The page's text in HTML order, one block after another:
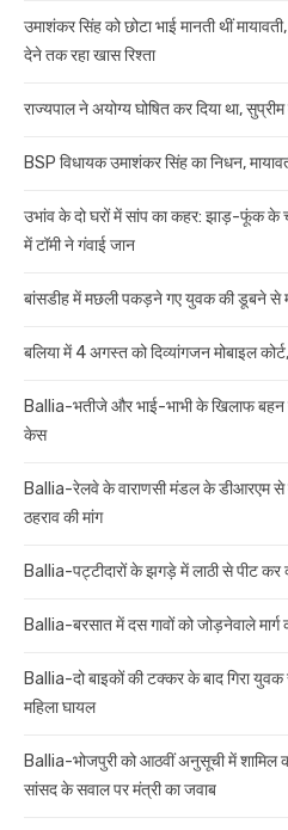
उमाशंकर सिंह को छोटा भाई मानती थीं
देने तक रहा खास रिश्ता
राज्यपाल ने अयोग्य घोषित कर दिया था,
BSP विधायक उमाशंकर सिंह का निधन,
उभांव के दो घरों में सांप का कहर: झाड़-फूंक के
में टॉमी ने गंवाई जान
बांसडीह में मछली पकड़ने गए युवक की डूबने से
बलिया में 4 अगस्त को दिव्यांगजन मोबाइल
Ballia-भतीजे और भाई-भाभी के खिलाफ बहन
केस
Ballia-रेलवे के वाराणसी मंडल के डीआरएम से
ठहराव की मांग
Ballia-पट्टीदारों के झगड़े में लाठी से पीट कर
Ballia-बरसात में दस गावों को जोड़नेवाले मार्ग
Ballia-दो बाइकों की टक्कर के बाद गिरा
महिला घायल
Ballia-भोजपुरी को आठवीं अनुसूची में शामिल
सांसद के सवाल पर मंत्री का जवाब